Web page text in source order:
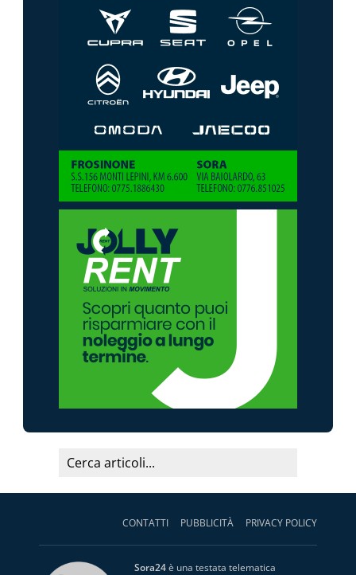
CONTATTI PUBBLICITÀ PRIVACY POLICY
Sora24è una testata telematica